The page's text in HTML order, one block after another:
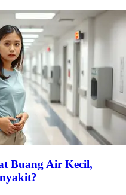
Buang Air Kecil,